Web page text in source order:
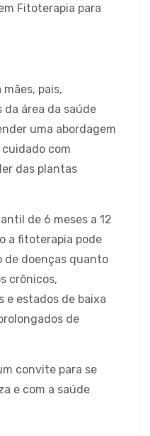
Fitoterapia para
pais,
área da saúde
uma abordagem
com
das plantas
de 6 meses a 12
a fitoterapia pode
de doenças quanto
crônicos,
e estados de baixa
de
convite para se
e com a saúde